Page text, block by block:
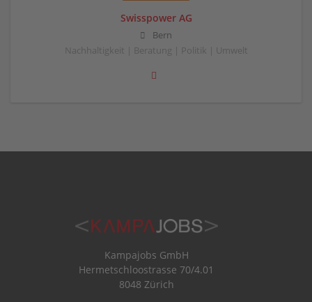
Swisspower AG
Bern
Nachhaltigkeit | Beratung | Politik | Umwelt
Kampajobs GmbH
Hermetschloostrasse 70/4.01
8048 Zürich